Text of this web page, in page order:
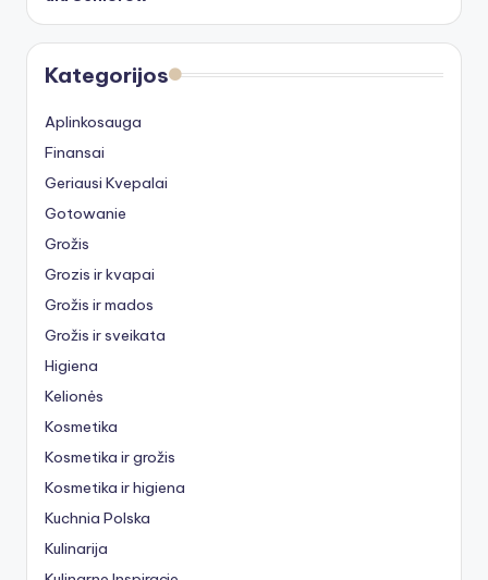
Kategorijos
Aplinkosauga
Finansai
Geriausi Kvepalai
Gotowanie
Grožis
Grozis ir kvapai
Grožis ir mados
Grožis ir sveikata
Higiena
Kelionės
Kosmetika
Kosmetika ir grožis
Kosmetika ir higiena
Kuchnia Polska
Kulinarija